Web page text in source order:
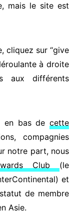
mais le site est
cliquez sur “give
à droite
aux différents
en bas de cette
compagnies
notre part, nous
Club (le
et
de membre
Asie.